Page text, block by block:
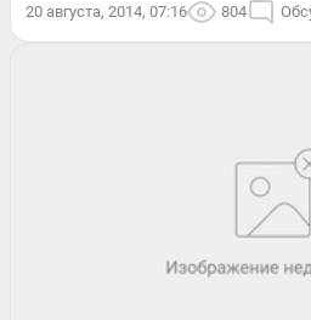
20 августа, 2014, 07:16 804